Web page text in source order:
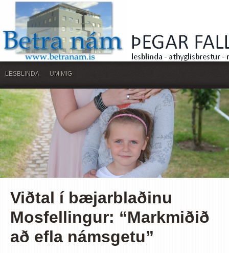
LESBLINDA UM MIG
Viðtal í bæjarblaðinu
Mosfellingur: “Markmiðið
að efla námsgetu”